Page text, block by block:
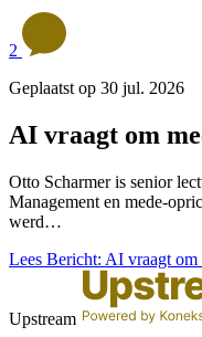
2
Geplaatst op 30 jul. 2026
AI vraagt om
Otto Scharmer is senior
Management en mede-
werd…
Lees Bericht: AI vraagt om
Upstream